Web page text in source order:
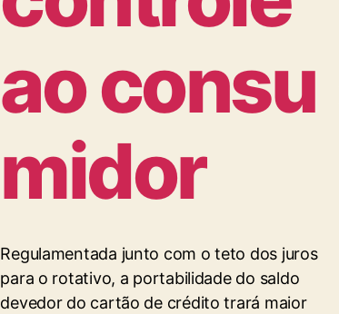
ao consu
midor
Regulamentada junto com o teto dos juros
para o rotativo, a portabilidade do saldo
devedor do cartão de crédito trará maior